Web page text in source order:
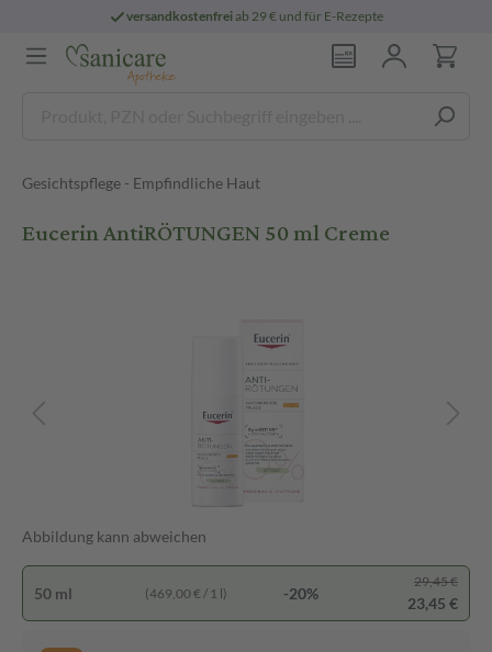
versandkostenfreiab 29 € und für E-Rezepte
Gesichtspflege - Empfindliche Haut
Eucerin AntiRÖTUNGEN 50 ml Creme
Abbildung kann abweichen
50 ml (469,00 € / 1 l) -20%
29,45 €
23,45 €